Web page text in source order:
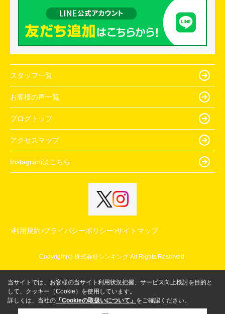
スタッフ一覧
お客様の声一覧
ブログトップ
アクセスマップ
Instagramはこちら
利用規約 プライバシーポリシー サイトマップ
Copyright(c) 株式会社シンキング All Rights Reserved.
当サイトでは、お客様の当サイト利用状況把握、サービス向上検討を目的と
して、クッキー（Cookie）を使用しています。
詳しくは、当社の 「Cookieの取扱いについて」 をご確認ください。